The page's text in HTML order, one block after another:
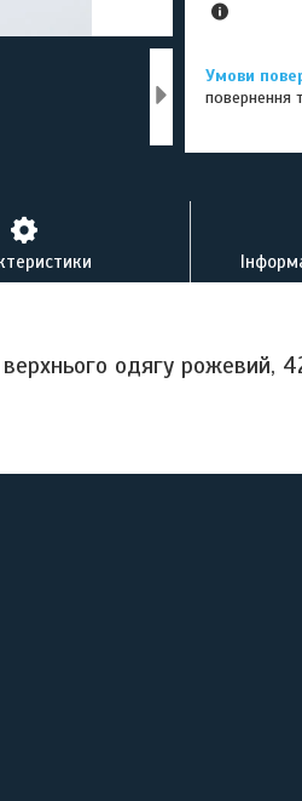
повернення
одягу рожевий,